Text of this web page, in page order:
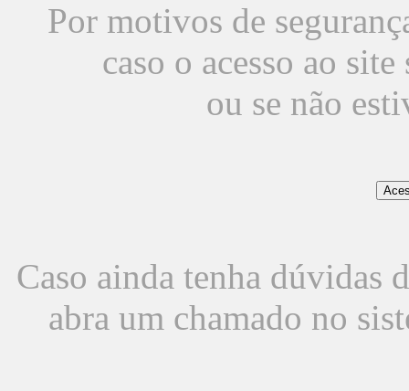
Por motivos de
caso o acesso ao
ou se não
Caso ainda tenha dúvidas
abra um chamado no